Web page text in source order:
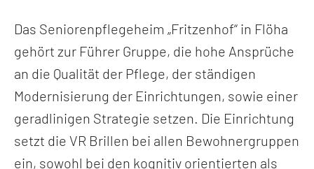
Das Seniorenpflegeheim „Fritzenhof“ in Flöha
gehört zur Führer Gruppe, die hohe Ansprüche
an die Qualität der Pflege, der ständigen
Modernisierung der Einrichtungen, sowie einer
geradlinigen Strategie setzen. Die Einrichtung
setzt die VR Brillen bei allen Bewohnergruppen
ein, sowohl bei den kognitiv orientierten als